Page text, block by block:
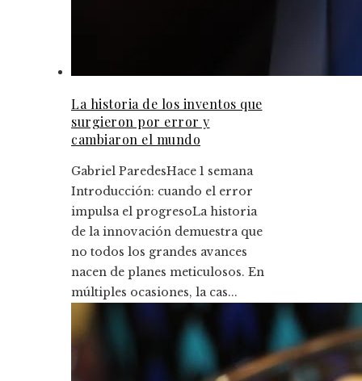
La historia de los inventos que
surgieron por error y
cambiaron el mundo
Gabriel ParedesHace 1 semana
Introducción: cuando el error
impulsa el progresoLa historia
de la innovación demuestra que
no todos los grandes avances
nacen de planes meticulosos. En
múltiples ocasiones, la cas...